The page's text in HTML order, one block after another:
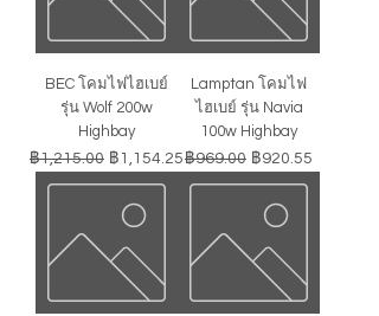
BEC โคมไฟไฮเบย์
รุ่น Wolf 200w
Highbay
ราคาปกติ
฿1,215.00 ราคาขายลด
฿1,154.25
Lamptan โคมไฟ
ไฮเบย์ รุ่น Navia
100w Highbay
ราคาปกติ
฿969.00 ราคาขายลด
฿920.55